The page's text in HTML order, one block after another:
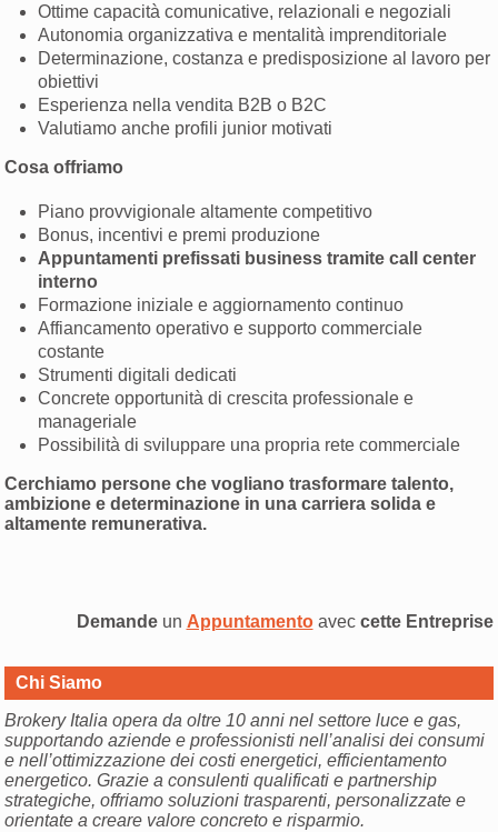
Ottime capacità comunicative, relazionali e negoziali
Autonomia organizzativa e mentalità imprenditoriale
Determinazione, costanza e predisposizione al lavoro per
obiettivi
Esperienza nella vendita B2B o B2C
Valutiamo anche profili junior motivati
Cosa offriamo
Piano provvigionale altamente competitivo
Bonus, incentivi e premi produzione
Appuntamenti prefissati business tramite call center
interno
Formazione iniziale e aggiornamento continuo
Affiancamento operativo e supporto commerciale
costante
Strumenti digitali dedicati
Concrete opportunità di crescita professionale e
manageriale
Possibilità di sviluppare una propria rete commerciale
Cerchiamo persone che vogliano trasformare talento,
ambizione e determinazione in una carriera solida e
altamente remunerativa.
Demandeun Appuntamentoavec cette Entreprise
Chi Siamo
Brokery Italia opera da oltre 10 anni nel settore luce e gas,
supportando aziende e professionisti nell’analisi dei consumi
e nell’ottimizzazione dei costi energetici, efficientamento
energetico. Grazie a consulenti qualificati e partnership
strategiche, offriamo soluzioni trasparenti, personalizzate e
orientate a creare valore concreto e risparmio.